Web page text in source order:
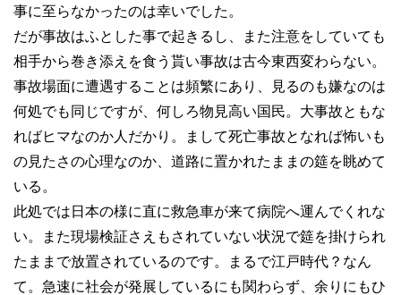
事に至らなかったのは幸いでした。
だが事故はふとした事で起きるし、また注意をしていても
相手から巻き添えを食う貰い事故は古今東西変わらない。
事故場面に遭遇することは頻繁にあり、見るのも嫌なのは
何処でも同じですが、何しろ物見高い国民。大事故ともな
ればヒマなのか人だかり。まして死亡事故となれば怖いも
の見たさの心理なのか、道路に置かれたままの筵を眺めて
いる。
此処では日本の様に直に救急車が来て病院へ運んでくれな
い。また現場検証さえもされていない状況で筵を掛けられ
たままで放置されているのです。まるで江戸時代？なん
て。急速に社会が発展しているにも関わらず、余りにもひ